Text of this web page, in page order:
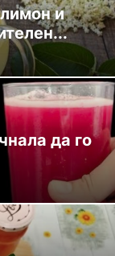
и
да го